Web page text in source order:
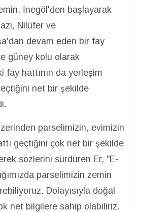
İnegöl'den başlayarak
Nilüfer ve
devam eden bir fay
güney kolu olarak
fay hattının da yerleşim
net bir şekilde
parselimizin, evimizin
geçtiğini çok net bir şekilde
sözlerini sürdüren Er, "E-
parselimizin zemin
Dolayısıyla doğal
net bilgilere sahip olabiliriz.